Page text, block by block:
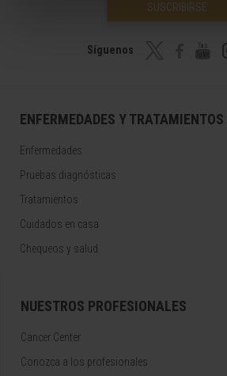
SUSCRIBIRSE
Síguenos
ENFERMEDADES Y TRATAMIENTOS
Enfermedades
Pruebas diagnósticas
Tratamientos
Cuidados en casa
Chequeos y salud
NUESTROS PROFESIONALES
Cancer Center
Conozca a los profesionales